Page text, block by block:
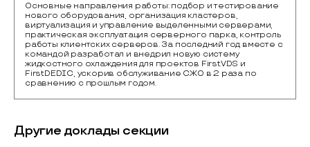
Основные направления работы: подбор и тестирование
нового оборудования, организация кластеров,
виртуализация и управление выделенными серверами,
практическая эксплуатация серверного парка, контроль
работы клиентских серверов. За последний год вместе с
командой разработал и внедрил новую систему
жидкостного охлаждения для проектов FirstVDS и
FirstDEDIC, ускорив обслуживание СЖО в 2 раза по
сравнению с прошлым годом.
Другие доклады секции